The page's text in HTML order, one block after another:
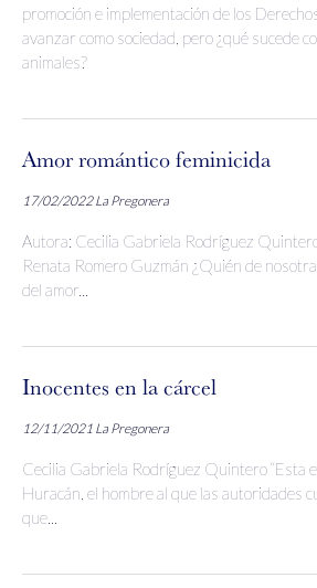
promoción e implementación de los
avanzar como sociedad, pero ¿qué sucede
animales?
Amor romántico feminicida
17/02/2022 La Pregonera
Autora: Cecilia Gabriela Rodríguez
Renata Romero Guzmán ¿Quién de
del amor...
Inocentes en la cárcel
12/11/2021 La Pregonera
Cecilia Gabriela Rodríguez Quintero “Esta
Huracán, el hombre al que las autoridades
que...